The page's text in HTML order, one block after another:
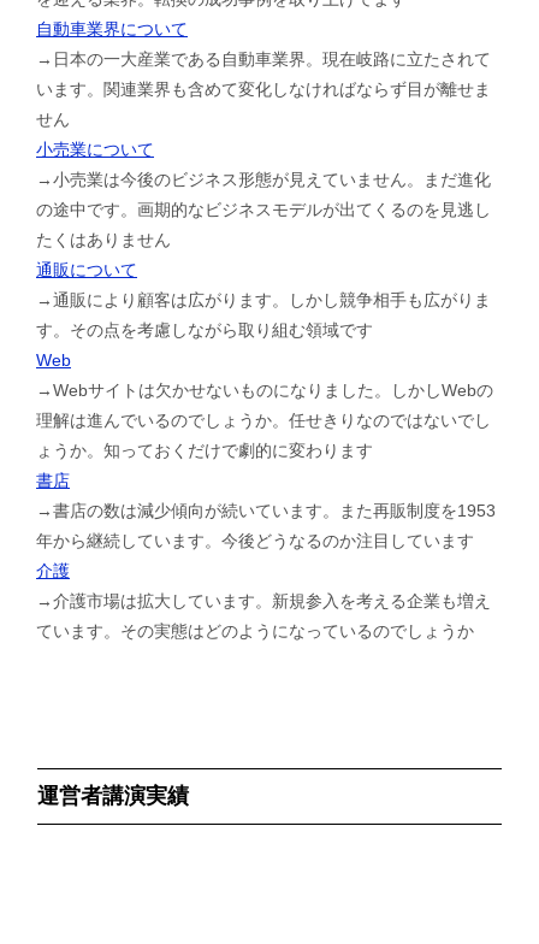
自動車業界について
→日本の一大産業である自動車業界。現在岐路に立たされて
います。関連業界も含めて変化しなければならず目が離せま
せん
小売業について
→小売業は今後のビジネス形態が見えていません。まだ進化
の途中です。画期的なビジネスモデルが出てくるのを見逃し
たくはありません
通販について
→通販により顧客は広がります。しかし競争相手も広がりま
す。その点を考慮しながら取り組む領域です
Web
→Webサイトは欠かせないものになりました。しかしWebの
理解は進んでいるのでしょうか。任せきりなのではないでし
ょうか。知っておくだけで劇的に変わります
書店
→書店の数は減少傾向が続いています。また再販制度を1953
年から継続しています。今後どうなるのか注目しています
介護
→介護市場は拡大しています。新規参入を考える企業も増え
ています。その実態はどのようになっているのでしょうか
運営者講演実績